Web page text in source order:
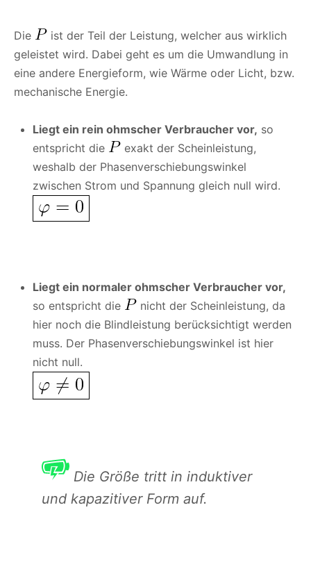
Die
ist der Teil der Leistung, welcher aus wirklich
geleistet wird. Dabei geht es um die Umwandlung in
eine andere Energieform, wie Wärme oder Licht, bzw.
mechanische Energie.
Liegt ein rein ohmscher Verbraucher vor, so
entspricht die
exakt der Scheinleistung,
weshalb der Phasenverschiebungswinkel
zwischen Strom und Spannung gleich null wird.
Liegt ein normaler ohmscher Verbraucher vor,
so entspricht die
nicht der Scheinleistung, da
hier noch die Blindleistung berücksichtigt werden
muss. Der Phasenverschiebungswinkel ist hier
nicht null.
Die Größe tritt in induktiver
und kapazitiver Form auf.